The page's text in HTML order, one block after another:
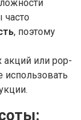
часто
, поэтому
акций или pop-
использовать